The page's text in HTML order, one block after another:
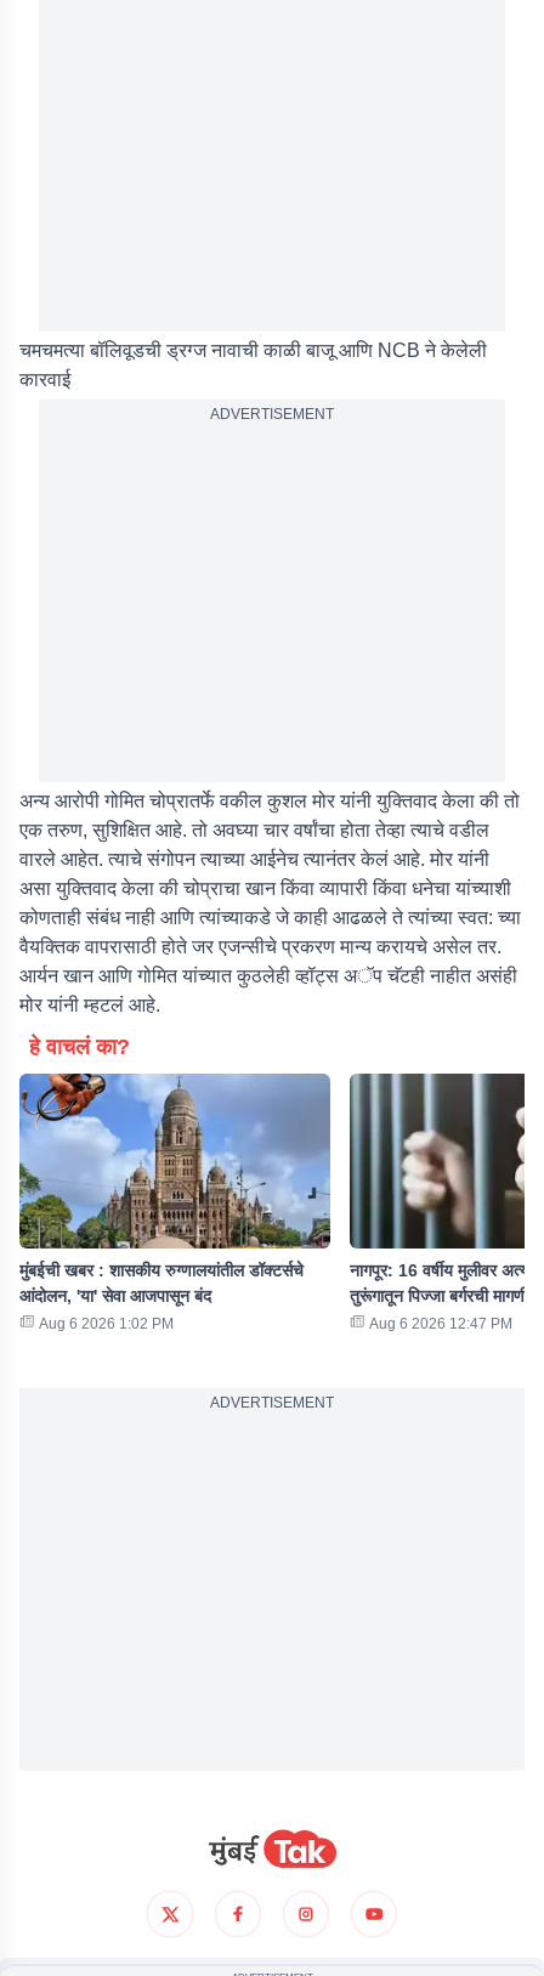
चमचमत्या बॉलिवूडची ड्रग्ज नावाची काळी बाजू आणि NCB ने केलेली
कारवाई
ADVERTISEMENT
अन्य आरोपी गोमित चोप्रातर्फे वकील कुशल मोर यांनी युक्तिवाद केला की तो
एक तरुण, सुशिक्षित आहे. तो अवघ्या चार वर्षांचा होता तेव्हा त्याचे वडील
वारले आहेत. त्याचे संगोपन त्याच्या आईनेच त्यानंतर केलं आहे. मोर यांनी
असा युक्तिवाद केला की चोप्राचा खान किंवा व्यापारी किंवा धनेचा यांच्याशी
कोणताही संबंध नाही आणि त्यांच्याकडे जे काही आढळले ते त्यांच्या स्वत: च्या
वैयक्तिक वापरासाठी होते जर एजन्सीचे प्रकरण मान्य करायचे असेल तर.
आर्यन खान आणि गोमित यांच्यात कुठलेही व्हॉट्स अॅप चॅटही नाहीत असंही
मोर यांनी म्हटलं आहे.
हे वाचलं का?
मुंबईची खबर : शासकीय रुग्णालयांतील डॉक्टर्सचे
आंदोलन, 'या' सेवा आजपासून बंद
Aug 6 2026 1:02 PM
नागपूर: 16 वर्षीय मुलीवर
तुरूंगातून पिज्जा बर्गरची मागणी,
Aug 6 2026 12:47 PM
ADVERTISEMENT